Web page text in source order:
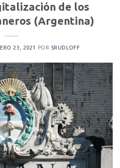
de los
(Argentina)
23, 2021 POR SRUDLOFF